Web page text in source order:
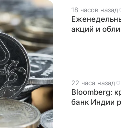
18 часов назад
акций и
22 часа назад
Bloomberg:
банк Индии